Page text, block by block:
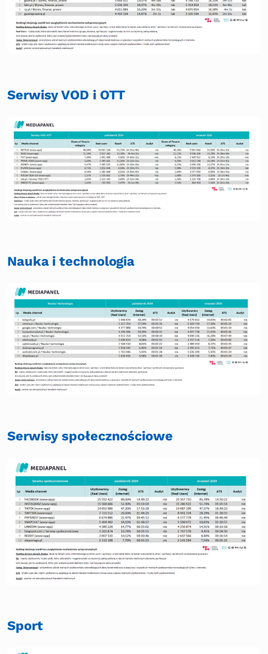
Serwisy VOD i OTT
Nauka i technologia
Serwisy społecznościowe
Sport